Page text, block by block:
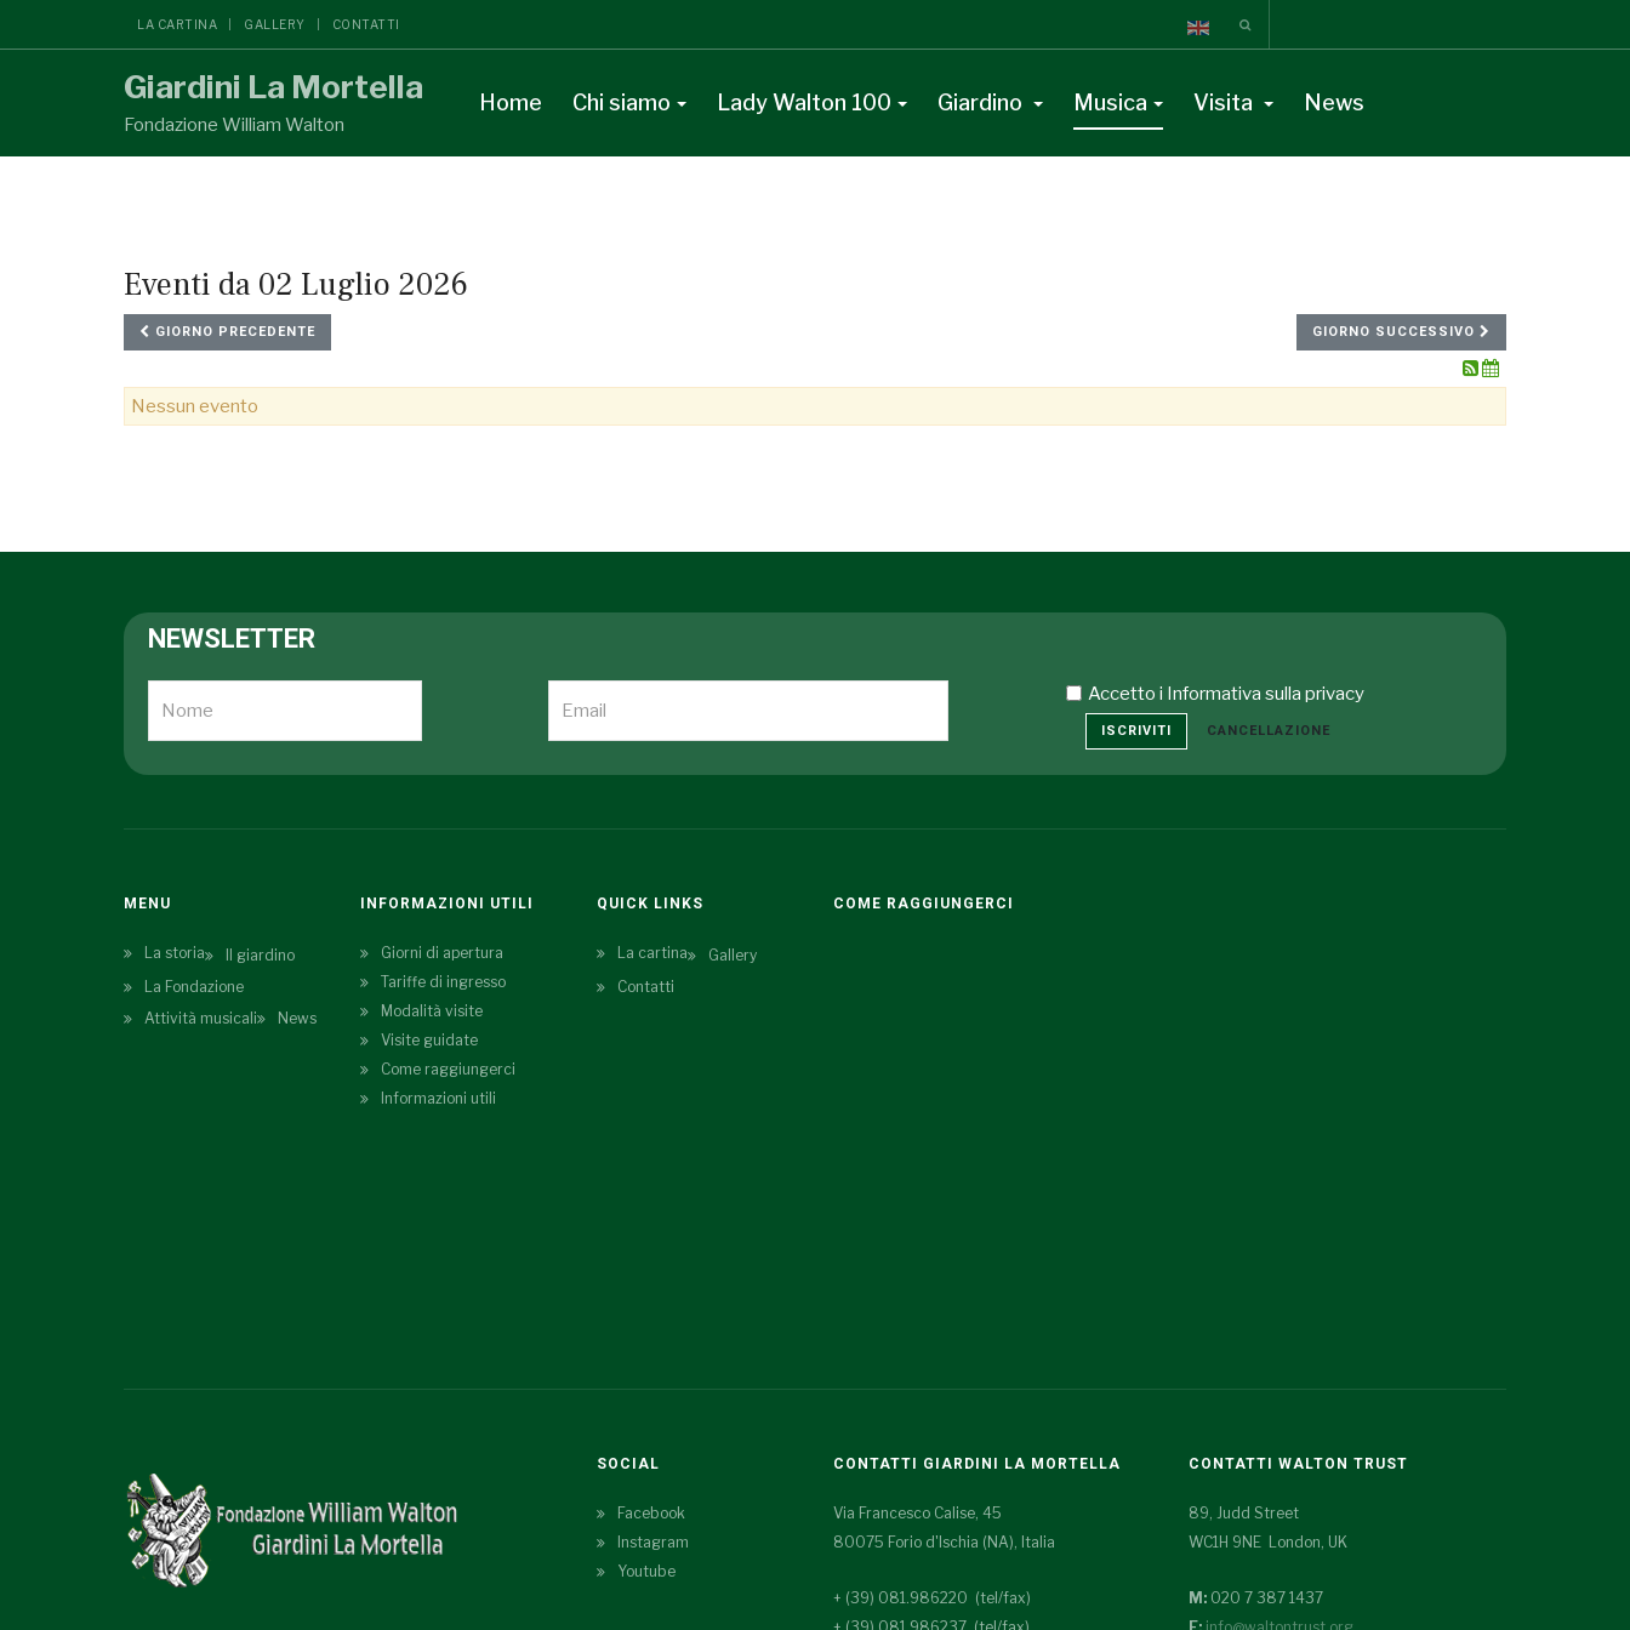
LA CARTINA GALLERY CONTATTI
Giardini La Mortella
Fondazione William Walton
Home Chi siamo Lady Walton 100 Giardino Musica Visita News
Eventi da 02 Luglio 2026
GIORNO PRECEDENTE GIORNO SUCCESSIVO
Nessun evento
NEWSLETTER
Accetto i Informativa sulla privacy
ISCRIVITI CANCELLAZIONE
MENU
La storia
Il giardino
La Fondazione
Attività musicali
News
INFORMAZIONI UTILI
Giorni di apertura
Tariffe di ingresso
Modalità visite
Visite guidate
Come raggiungerci
Informazioni utili
QUICK LINKS
La cartina
Gallery
Contatti
COME RAGGIUNGERCI
SOCIAL
Facebook
Instagram
Youtube
CONTATTI GIARDINI LA MORTELLA
Via Francesco Calise, 45
80075 Forio d'Ischia (NA), Italia
+ (39) 081.986220 (tel/fax)
CONTATTI WALTON TRUST
89, Judd Street
WC1H 9NE London, UK
M:020 7 387 1437